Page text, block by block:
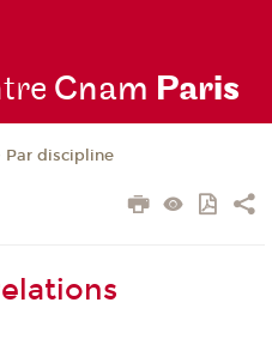
Cnam Paris
Par discipline